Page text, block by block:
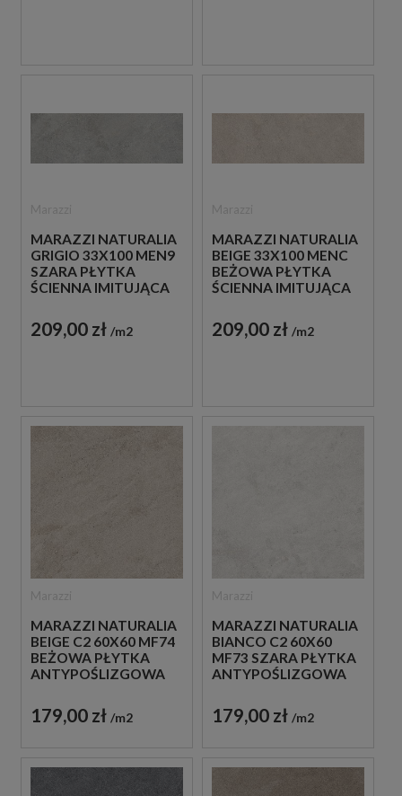
MARAZZI NATURALIA
GRIGIO 33X100 MEN9
SZARA PŁYTKA
ŚCIENNA IMITUJĄCA
209,00 zł m2
MARAZZI NATURALIA
BEIGE 33X100 MENC
BEŻOWA PŁYTKA
ŚCIENNA IMITUJĄCA
209,00 zł m2
MARAZZI NATURALIA
BEIGE C2 60X60 MF74
BEŻOWA PŁYTKA
ANTYPOŚLIZGOWA
179,00 zł m2
MARAZZI NATURALIA
BIANCO C2 60X60
MF73 SZARA PŁYTKA
ANTYPOŚLIZGOWA
179,00 zł m2